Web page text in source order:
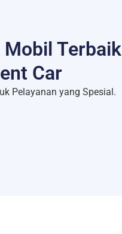
Terbaik
Car
Pelayanan yang Spesial.